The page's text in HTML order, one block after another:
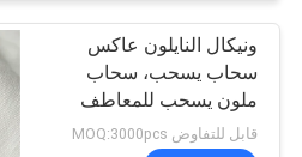
ضبط
الجودة
ونيكال النايلون عاكس
سحاب يسحب، سحاب
ملون يسحب للمعاطف
قابل للتفاوض MOQ:3000pcs